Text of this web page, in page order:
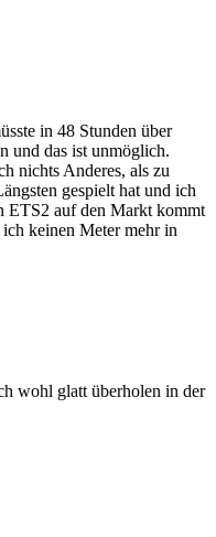
in 48 Stunden über
und das ist unmöglich.
nichts Anderes, als zu
gespielt hat und ich
ETS2 auf den Markt kommt
keinen Meter mehr in
wohl glatt überholen in der